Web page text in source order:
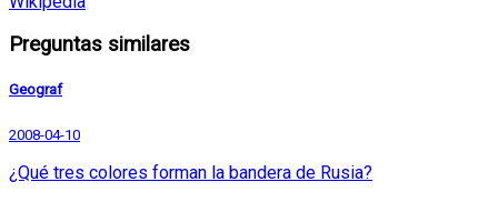
Preguntas similares
Geograf
2008-04-10
¿Qué tres colores forman la bandera de Rusia?